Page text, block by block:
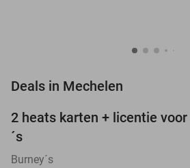
Deals in Mechelen
2 heats karten + licentie
´s
Burney´s